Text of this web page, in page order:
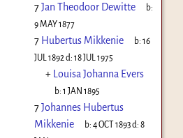
7Jan Theodoor Dewitte
b:
9 MAY 1877
7 Hubertus Mikkenie b:16
JUL 1892 d: 18 JUL 1975
+ Louisa Johanna Evers
b:1 JAN 1895
7Johannes Hubertus
Mikkenie
b:4 OCT 1893d:8